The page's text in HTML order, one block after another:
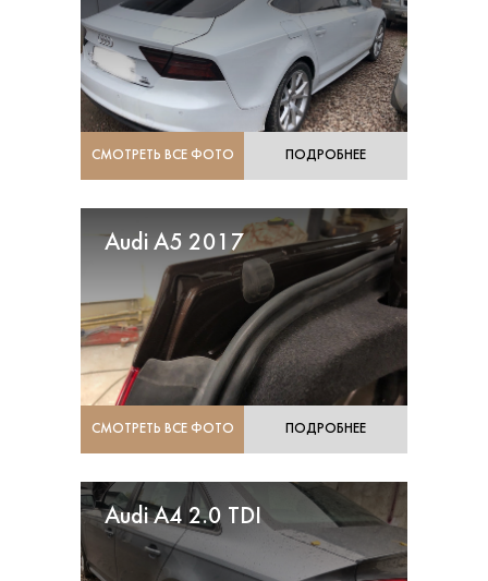
СМОТРЕТЬ ВСЕ ФОТО ПОДРОБНЕЕ
Audi A5 2017
СМОТРЕТЬ ВСЕ ФОТО ПОДРОБНЕЕ
Audi A4 2.0 TDI